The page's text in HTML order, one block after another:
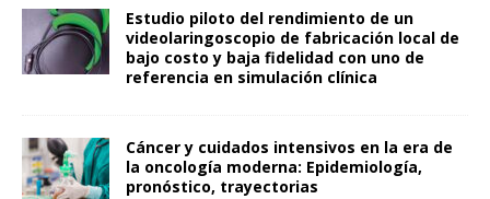
Estudio piloto del rendimiento de un
videolaringoscopio de fabricación local de
bajo costo y baja fidelidad con uno de
referencia en simulación clínica
Cáncer y cuidados intensivos en la era de
la oncología moderna: Epidemiología,
pronóstico, trayectorias